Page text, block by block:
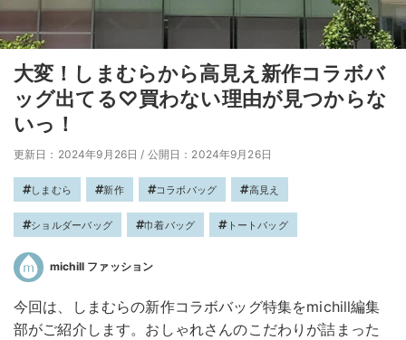
大変！しまむらから高見え新作コラボバ
ッグ出てる♡買わない理由が見つからな
いっ！
更新日：2024年9月26日 / 公開日：2024年9月26日
しまむら 新作 コラボバッグ 高見え
ショルダーバッグ 巾着バッグ トートバッグ
michill ファッション
今回は、しまむらの新作コラボバッグ特集をmichill編集
部がご紹介します。おしゃれさんのこだわりが詰まった